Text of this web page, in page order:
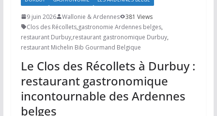
9 juin 2026 Wallonie & Ardennes
381 Views
Clos des Récollets,gastronomie Ardennes belges,
restaurant Durbuy,restaurant gastronomique Durbuy,
restaurant Michelin Bib Gourmand Belgique
Le Clos des Récollets à Durbuy :
restaurant gastronomique
incontournable des Ardennes
belges